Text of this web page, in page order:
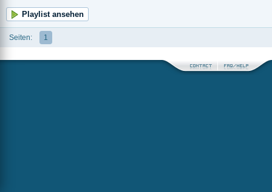
Playlist ansehen
Seiten: 1